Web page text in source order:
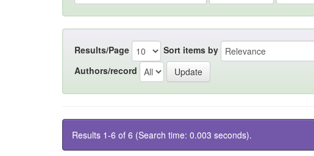
Results/Page Sort items by
Authors/record
Results 1-6 of 6 (Search time: 0.003 seconds).